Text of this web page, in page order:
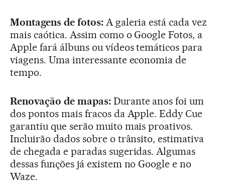
Montagens de fotos: A galeria está cada vez
mais caótica. Assim como o Google Fotos, a
Apple fará álbuns ou vídeos temáticos para
viagens. Uma interessante economia de
tempo.
Renovação de mapas: Durante anos foi um
dos pontos mais fracos da Apple. Eddy Cue
garantiu que serão muito mais proativos.
Incluirão dados sobre o trânsito, estimativa
de chegada e paradas sugeridas. Algumas
dessas funções já existem no Google e no
Waze.